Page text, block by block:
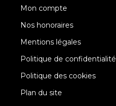
Mon compte
Nos honoraires
Mentions légales
Politique de confidentialité
Politique des cookies
Plan du site